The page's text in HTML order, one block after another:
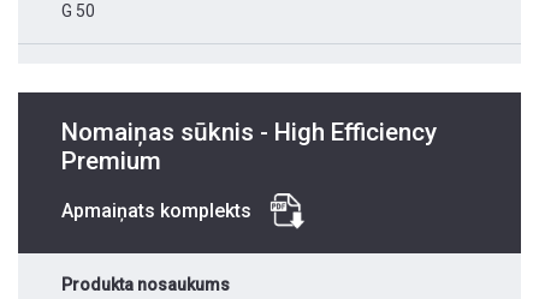
G 50
Nomaiņas sūknis - High Efficiency
Premium
Apmaiņats komplekts
Produkta nosaukums